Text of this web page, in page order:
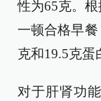
性为65克。根
一顿合格早
克和19.5克蛋
对于肝肾功